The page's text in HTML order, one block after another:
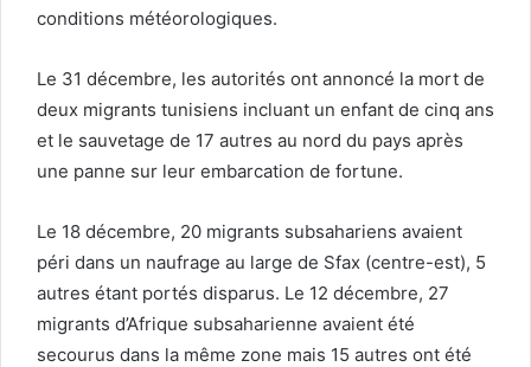
conditions météorologiques.
Le 31 décembre, les autorités ont annoncé la mort de
deux migrants tunisiens incluant un enfant de cinq ans
et le sauvetage de 17 autres au nord du pays après
une panne sur leur embarcation de fortune.
Le 18 décembre, 20 migrants subsahariens avaient
péri dans un naufrage au large de Sfax (centre-est), 5
autres étant portés disparus. Le 12 décembre, 27
migrants d’Afrique subsaharienne avaient été
secourus dans la même zone mais 15 autres ont été